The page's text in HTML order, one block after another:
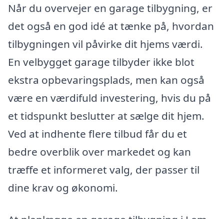
Når du overvejer en garage tilbygning, er
det også en god idé at tænke på, hvordan
tilbygningen vil påvirke dit hjems værdi.
En velbygget garage tilbyder ikke blot
ekstra opbevaringsplads, men kan også
være en værdifuld investering, hvis du på
et tidspunkt beslutter at sælge dit hjem.
Ved at indhente flere tilbud får du et
bedre overblik over markedet og kan
træffe et informeret valg, der passer til
dine krav og økonomi.